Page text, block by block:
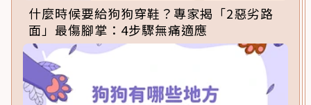
什麼時候要給狗狗穿鞋？專家揭「2惡劣路
面」最傷腳掌：4步驟無痛適應